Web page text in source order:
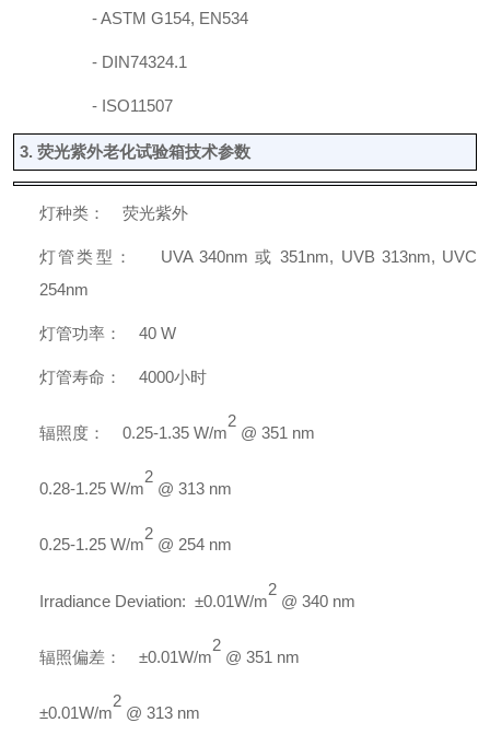
-ASTM G154, EN534
- DIN74324.1
- ISO11507
3. 荧光紫外老化试验箱技术参数
灯种类： 荧光紫外
灯管类型： UVA 340nm或 351nm, UVB 313nm, UVC
254nm
灯管功率： 40 W
灯管寿命： 4000小时
辐照度： 0.25-1.35 W/m
2
@ 351 nm
0.28-1.25 W/m
2
@ 313 nm
0.25-1.25 W/m
2
@ 254 nm
Irradiance Deviation: ±0.01W/m
2
@ 340 nm
辐照偏差： ±0.01W/m
2
@ 351 nm
±0.01W/m
2
@ 313 nm